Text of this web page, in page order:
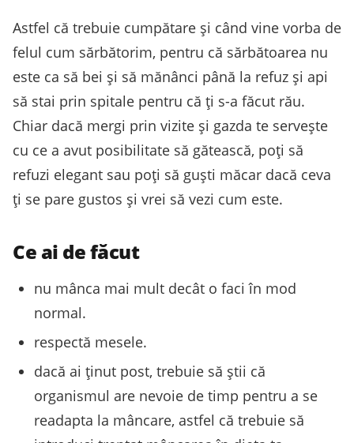
Astfel că trebuie cumpătare și când vine vorba de
felul cum sărbătorim, pentru că sărbătoarea nu
este ca să bei și să mănânci până la refuz și api
să stai prin spitale pentru că ți s-a făcut rău.
Chiar dacă mergi prin vizite și gazda te servește
cu ce a avut posibilitate să gătească, poți să
refuzi elegant sau poți să guști măcar dacă ceva
ți se pare gustos și vrei să vezi cum este.
Ce ai de făcut
nu mânca mai mult decât o faci în mod
normal.
respectă mesele.
dacă ai ținut post, trebuie să știi că
organismul are nevoie de timp pentru a se
readapta la mâncare, astfel că trebuie să